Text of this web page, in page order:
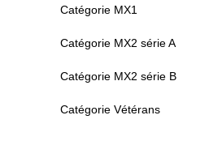
Catégorie MX1
Catégorie MX2 série A
Catégorie MX2 série B
Catégorie Vétérans